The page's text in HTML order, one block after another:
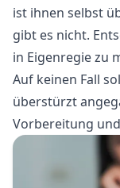
ist ihnen selbst
gibt es nicht.
in Eigenregie zu
Auf keinen Fall
überstürzt
Vorbereitung